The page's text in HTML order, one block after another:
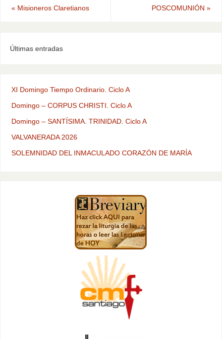
« Misioneros Claretianos POSCOMUNIÓN»
Últimas entradas
XI Domingo Tiempo Ordinario. Ciclo A
Domingo – CORPUS CHRISTI. Ciclo A
Domingo – SANTÍSIMA. TRINIDAD. Ciclo A
VALVANERADA 2026
SOLEMNIDAD DEL INMACULADO CORAZÓN DE MARÍA